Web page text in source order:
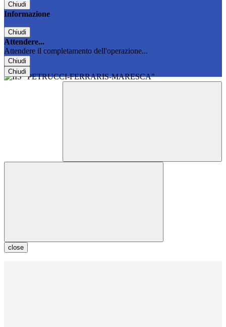
Chiudi
Informazione
Chiudi
Attendere...
Attendere il completamento dell'operazione...
Chiudi
Chiudi
close